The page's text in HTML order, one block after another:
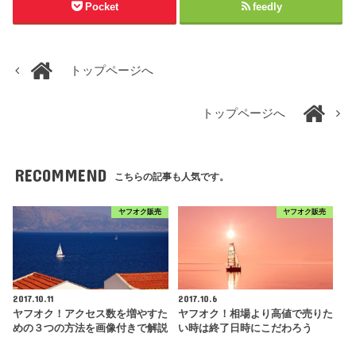
Pocket feedly
トップページへ
トップページへ
RECOMMEND こちらの記事も人気です。
ヤフオク販売
2017.10.11
ヤフオク！アクセス数を増やすた
めの３つの方法を画像付きで解説
ヤフオク販売
2017.10.6
ヤフオク！相場より高値で売りた
い時は終了日時にこだわろう